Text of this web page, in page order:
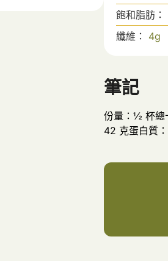
飽和脂肪：
纖維： 4g
筆記
份量：½ 杯總
42 克蛋白質